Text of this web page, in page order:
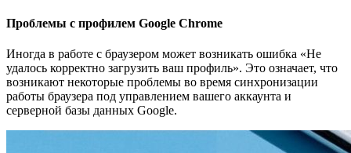
Проблемы с профилем Google Chrome
Иногда в работе с браузером может возникать ошибка «Не
удалось корректно загрузить ваш профиль». Это означает, что
возникают некоторые проблемы во время синхронизации
работы браузера под управлением вашего аккаунта и
серверной базы данных Google.